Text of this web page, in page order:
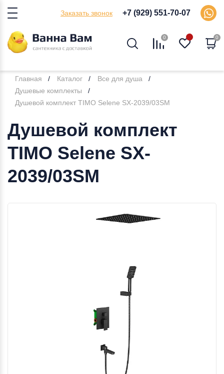
Заказать звонок +7 (929) 551-70-07
0 0
Главная Каталог
Все для душа
Душевые комплекты
Душевой комплект TIMO Selene SX-2039/03SM
Душевой комплект
TIMO Selene SX-
2039/03SM